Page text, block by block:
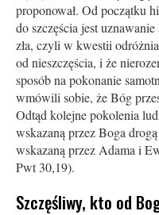
proponował. Od początku
do szczęścia jest
zła, czyli w kwestii
od nieszczęścia, i że
sposób na pokonanie
wmówili sobie, że Bóg
Odtąd kolejne pokolenia
wskazaną przez Boga
wskazaną przez Adama i
Pwt 30,19).
Szczęśliwy, kto od